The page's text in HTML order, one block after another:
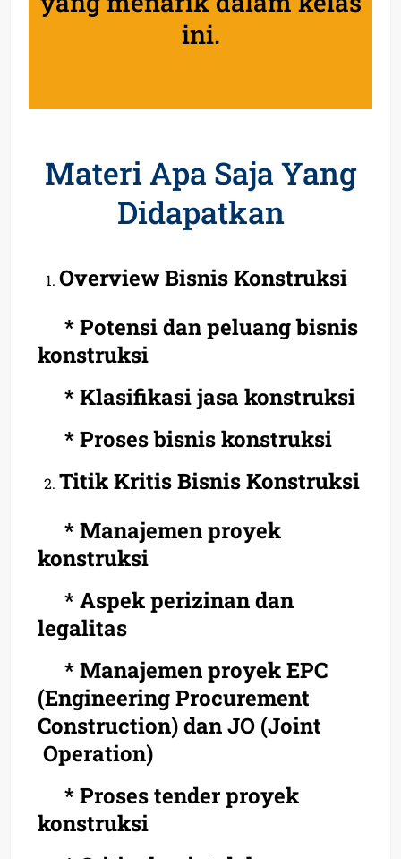
ini.
Materi Apa Saja Yang
Didapatkan
Overview Bisnis Konstruksi
* Potensi dan peluang bisnis
konstruksi
* Klasifikasi jasa konstruksi
* Proses bisnis konstruksi
Titik Kritis Bisnis Konstruksi
* Manajemen proyek
konstruksi
* Aspek perizinan dan
legalitas
* Manajemen proyek EPC
(Engineering Procurement
Construction) dan JO (Joint
Operation)
* Proses tender proyek
konstruksi